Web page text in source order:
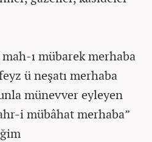
ı mübarek merhaba
ü neşatı merhaba
münevver eyleyen
i mübâhat merhaba”